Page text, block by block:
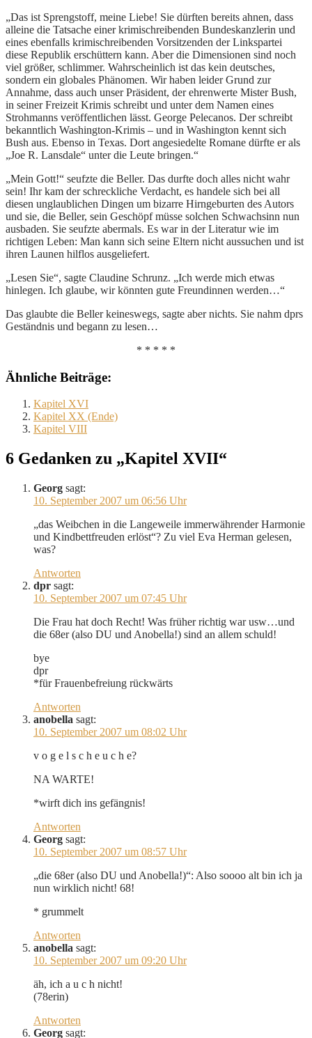
„Das ist Sprengstoff, meine Liebe! Sie dürften bereits ahnen, dass
alleine die Tatsache einer krimischreibenden Bundeskanzlerin und
eines ebenfalls krimischreibenden Vorsitzenden der Linkspartei
diese Republik erschüttern kann. Aber die Dimensionen sind noch
viel größer, schlimmer. Wahrscheinlich ist das kein deutsches,
sondern ein globales Phänomen. Wir haben leider Grund zur
Annahme, dass auch unser Präsident, der ehrenwerte Mister Bush,
in seiner Freizeit Krimis schreibt und unter dem Namen eines
Strohmanns veröffentlichen lässt. George Pelecanos. Der schreibt
bekanntlich Washington-Krimis – und in Washington kennt sich
Bush aus. Ebenso in Texas. Dort angesiedelte Romane dürfte er als
„Joe R. Lansdale“ unter die Leute bringen.“
„Mein Gott!“ seufzte die Beller. Das durfte doch alles nicht wahr
sein! Ihr kam der schreckliche Verdacht, es handele sich bei all
diesen unglaublichen Dingen um bizarre Hirngeburten des Autors
und sie, die Beller, sein Geschöpf müsse solchen Schwachsinn nun
ausbaden. Sie seufzte abermals. Es war in der Literatur wie im
richtigen Leben: Man kann sich seine Eltern nicht aussuchen und ist
ihren Launen hilflos ausgeliefert.
„Lesen Sie“, sagte Claudine Schrunz. „Ich werde mich etwas
hinlegen. Ich glaube, wir könnten gute Freundinnen werden…“
Das glaubte die Beller keineswegs, sagte aber nichts. Sie nahm dprs
Geständnis und begann zu lesen…
* * * * *
Ähnliche Beiträge:
Kapitel XVI
Kapitel XX (Ende)
Kapitel VIII
6 Gedanken zu „Kapitel XVII“
Georg sagt:
10. September 2007 um 06:56 Uhr
„das Weibchen in die Langeweile immerwährender Harmonie
und Kindbettfreuden erlöst“? Zu viel Eva Herman gelesen,
was?
Antworten
dpr sagt:
10. September 2007 um 07:45 Uhr
Die Frau hat doch Recht! Was früher richtig war usw…und
die 68er (also DU und Anobella!) sind an allem schuld!
bye
dpr
*für Frauenbefreiung rückwärts
Antworten
anobella sagt:
10. September 2007 um 08:02 Uhr
v o g e l s c h e u c h e?
NA WARTE!
*wirft dich ins gefängnis!
Antworten
Georg sagt:
10. September 2007 um 08:57 Uhr
„die 68er (also DU und Anobella!)“: Also soooo alt bin ich ja
nun wirklich nicht! 68!
* grummelt
Antworten
anobella sagt:
10. September 2007 um 09:20 Uhr
äh, ich a u c h nicht!
(78erin)
Antworten
Georg sagt: